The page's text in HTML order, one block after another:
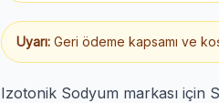
Uyarı: Geri ödeme kapsamı ve
Izotonik Sodyum markası için